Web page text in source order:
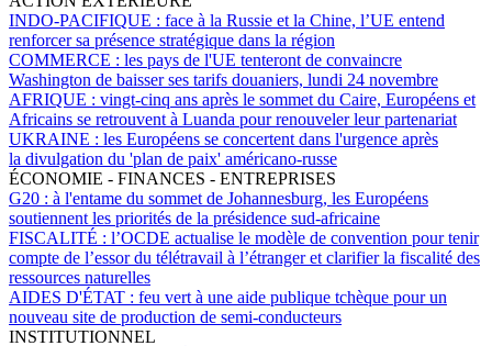
INDO-PACIFIQUE : face à la Russie et la Chine, l’UE entend
renforcer sa présence stratégique dans la région
COMMERCE : les pays de l'UE tenteront de convaincre
Washington de baisser ses tarifs douaniers, lundi 24 novembre
AFRIQUE : vingt-cinq ans après le sommet du Caire, Européens et
Africains se retrouvent à Luanda pour renouveler leur partenariat
UKRAINE : les Européens se concertent dans l'urgence après
la divulgation du 'plan de paix' américano-russe
ÉCONOMIE - FINANCES - ENTREPRISES
G20 : à l'entame du sommet de Johannesburg, les Européens
soutiennent les priorités de la présidence sud-africaine
FISCALITÉ : l’OCDE actualise le modèle de convention pour tenir
compte de l’essor du télétravail à l’étranger et clarifier la fiscalité des
ressources naturelles
AIDES D'ÉTAT : feu vert à une aide publique tchèque pour un
nouveau site de production de semi‑conducteurs
INSTITUTIONNEL